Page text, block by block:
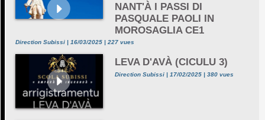
NANT'À I PASSI DI
PASQUALE PAOLI IN
MOROSAGLIA CE1
Direction Subissi | 16/03/2025 | 227 vues
LEVA D'AVÀ (CICULU 3)
Direction Subissi | 17/02/2025 | 380 vues